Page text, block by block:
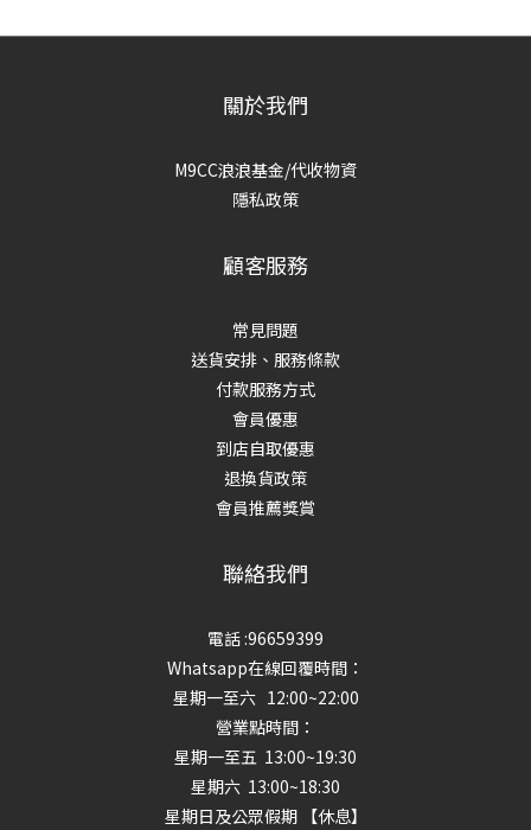
關於我們
M9CC浪浪基金/代收物資
隱私政策
顧客服務
常見問題
送貨安排、服務條款
付款服務方式
會員優惠
到店自取優惠
退換貨政策
會員推薦獎賞
聯絡我們
電話 :96659399
Whatsapp在線回覆時間：
星期一至六 12:00~22:00
營業點時間：
星期一至五 13:00~19:30
星期六 13:00~18:30
星期日及公眾假期 【休息】